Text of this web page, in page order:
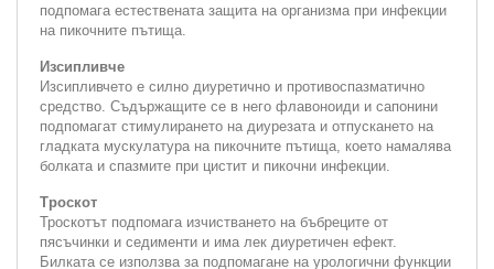
подпомага естествената защита на организма при инфекции
на пикочните пътища.
Изсипливче
Изсипливчето е силно диуретично и противоспазматично
средство. Съдържащите се в него флавоноиди и сапонини
подпомагат стимулирането на диурезата и отпускането на
гладката мускулатура на пикочните пътища, което намалява
болката и спазмите при цистит и пикочни инфекции.
Троскот
Троскотът подпомага изчистването на бъбреците от
пясъчинки и седименти и има лек диуретичен ефект.
Билката се използва за подпомагане на урологични функции